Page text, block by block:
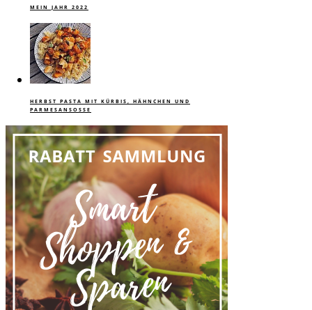
MEIN JAHR 2022
HERBST PASTA MIT KÜRBIS, HÄHNCHEN UND
PARMESANSOSSE